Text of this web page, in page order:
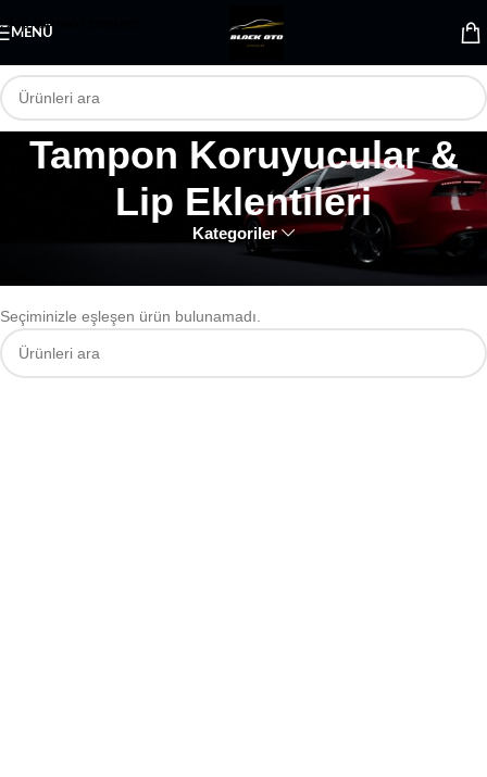
Skip to main content
MENÜ
Tampon Koruyucular &
Lip Eklentileri
Kategoriler
Tampon Koruyucular & Lip Eklentileri
Seçiminizle eşleşen ürün bulunamadı.